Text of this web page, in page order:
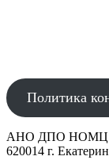
Политика
АНО ДПО НОМЦ
620014 г.